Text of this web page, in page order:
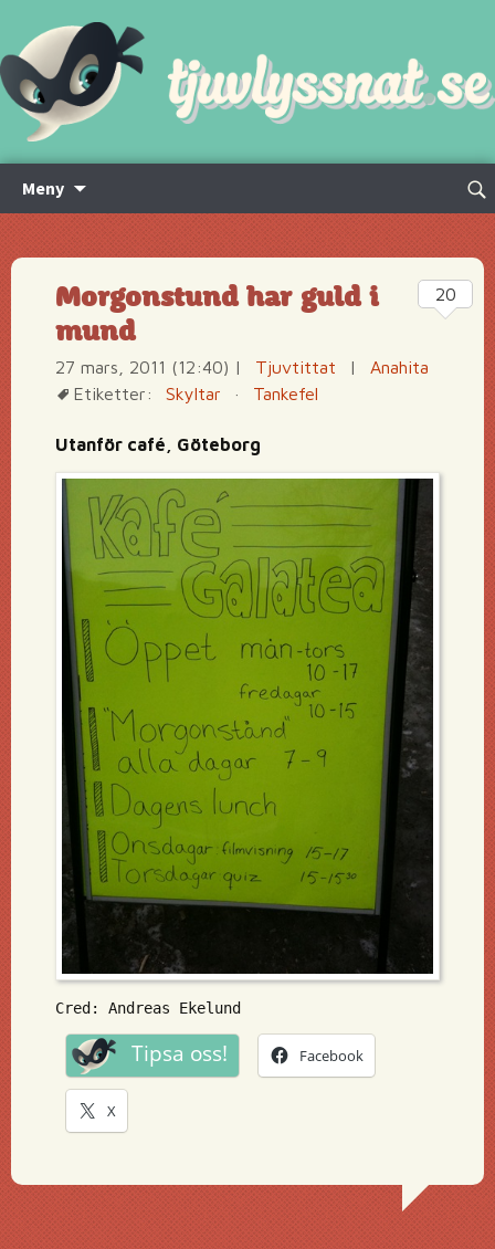
Meny
innehåll
Sök
Morgonstund har guld i
mund
27 mars, 2011 (12:40) | Tjuvtittat |
Anahita
Etiketter:
Skyltar · Tankefel
Utanför café, Göteborg
Cred: Andreas Ekelund
Tipsa oss! Facebook
X
20